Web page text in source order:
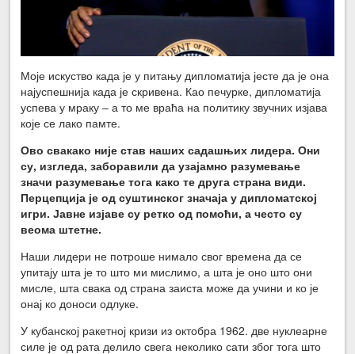
Моје искуство када је у питању дипломатија јесте да је она
најуспешнија када је скривена. Као печурке, дипломатија
успева у мраку – а то ме враћа на политику звучних изјава
које се лако памте.
Ово свакако није став наших садашњих лидера. Они
су, изгледа, заборавили да узајамно разумевање
значи разумевање тога како те друга страна види.
Перцепција је од суштинског значаја у дипломатској
игри. Јавне изјаве су ретко од помоћи, а често су
веома штетне.
Наши лидери не потроше нимало свог времена да се
упитају шта је то што ми мислимо, а шта је оно што они
мисле, шта свака од страна заиста може да учини и ко је
онај ко доноси одлуке.
У кубанској ракетној кризи из октобра 1962. две нуклеарне
силе је од рата делило свега неколико сати због тога што